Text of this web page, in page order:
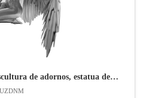
de adornos, estatua de…